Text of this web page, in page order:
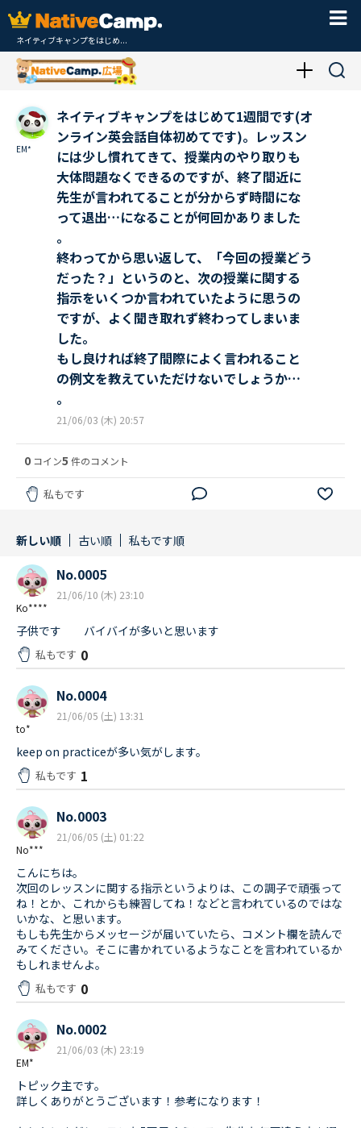
ネイティブキャンプをはじめ...
EM*
ネイティブキャンプをはじめて1週間です(オ
ンライン英会話自体初めてです)。レッスン
には少し慣れてきて、授業内のやり取りも
大体問題なくできるのですが、終了間近に
先生が言われてることが分からず時間にな
って退出…になることが何回かありました
。
終わってから思い返して、「今回の授業どう
だった？」というのと、次の授業に関する
指示をいくつか言われていたように思うの
ですが、よく聞き取れず終わってしまいま
した。
もし良ければ終了間際によく言われること
の例文を教えていただけないでしょうか…
。
21/06/03 (木) 20:57
0 コイン5 件のコメント
私もです
新しい順 古い順 私もです順
Ko****
No.0005
21/06/10 (木) 23:10
子供です バイバイが多いと思います
私もです 0
to*
No.0004
21/06/05 (土) 13:31
keep on practiceが多い気がします。
私もです 1
No***
No.0003
21/06/05 (土) 01:22
こんにちは。
次回のレッスンに関する指示というよりは、この調子で頑張って
ね！とか、これからも練習してね！などと言われているのではな
いかな、と思います。
もしも先生からメッセージが届いていたら、コメント欄を読んで
みてください。そこに書かれているようなことを言われているか
もしれませんよ。
私もです 0
EM*
No.0002
21/06/03 (木) 23:19
トピック主です。
詳しくありがとうございます！参考になります！